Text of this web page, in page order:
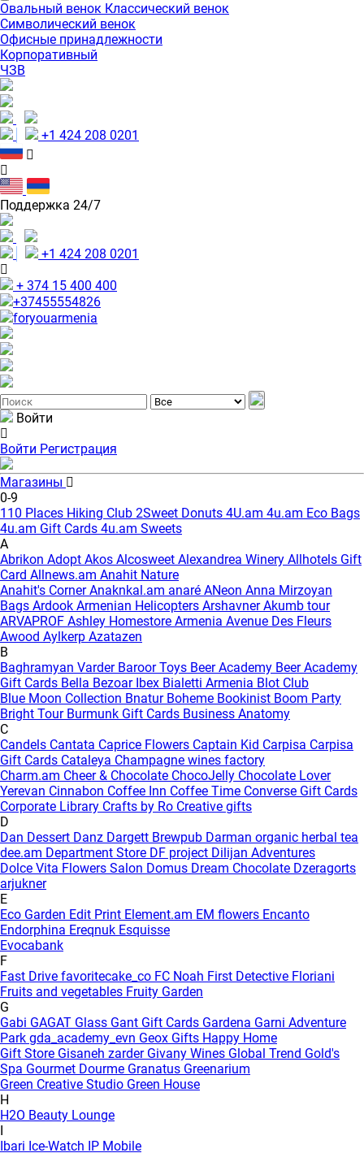
Овальный венок Классический венок
Символический венок
Офисные принадлежности
Корпоративный
ЧЗВ
+1 424 208 0201
Поддержка 24/7
+1 424 208 0201
+ 374 15 400 400
+37455554826
foryouarmenia
Войти
Войти Регистрация
Магазины
0-9
110 Places Hiking Club 2Sweet Donuts 4U.am 4u.am Eco Bags
4u.am Gift Cards 4u.am Sweets
A
Abrikon Adopt Akos Alcosweet Alexandrea Winery Allhotels Gift
Card Allnews.am Anahit Nature
Anahit's CornerAnaknkal.am anaré ANeon Anna Mirzoyan
Bags Ardook Armenian Helicopters Arshavner Akumb tour
ARVAPROF Ashley Homestore Armenia Avenue Des Fleurs
Awood Aylkerp Azatazen
B
Baghramyan Varder Baroor Toys Beer Academy Beer Academy
Gift Cards Bella Bezoar Ibex Bialetti Armenia Blot Club
Blue Moon Collection Bnatur Boheme Bookinist Boom Party
Bright Tour Burmunk Gift Cards Business Anatomy
C
Candels Cantata Caprice Flowers Captain Kid Carpisa Carpisa
Gift Cards Cataleya Champagne wines factory
Charm.am Cheer & Chocolate ChocoJelly Chocolate Lover
Yerevan Cinnabon Coffee Inn Coffee Time Converse Gift Cards
Corporate Library Crafts by Ro Creative gifts
D
Dan Dessert Danz Dargett Brewpub Darman organic herbal tea
dee.am Department Store DF project Dilijan Adventures
Dolce Vita Flowers Salon Domus Dream Chocolate Dzeragorts
arjukner
E
Eco Garden Edit Print Element.am EM flowers Encanto
Endorphina Ereqnuk Esquisse
Evocabank
F
Fast Drive favoritecake_co FC Noah First Detective Floriani
Fruits and vegetables Fruity Garden
G
Gabi GAGAT Glass Gant Gift Cards Gardena Garni Adventure
Park gda_academy_evn Geox Gifts Happy Home
Gift Store Gisaneh zarder Givany Wines Global Trend Gold's
Spa Gourmet Dourme Granatus Greenarium
Green Creative Studio Green House
H
H2O Beauty Lounge
I
Ibari Ice-Watch IP Mobile